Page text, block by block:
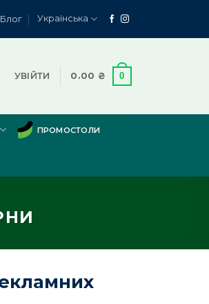
Блог Українська
УВІЙТИ 0.00 ₴ 0
ПРОМОСТОЛИ